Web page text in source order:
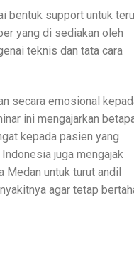
bentuk support untuk
yang di sediakan oleh
teknis dan tata cara
secara emosional
ini mengajarkan
kepada pasien yang
juga mengajak
Medan untuk turut andil
agar tetap